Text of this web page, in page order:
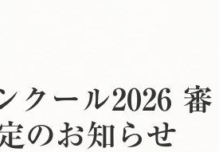
のお知らせ